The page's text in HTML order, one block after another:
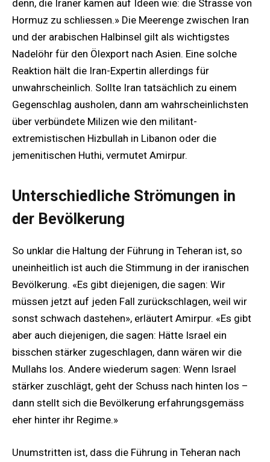
denn, die Iraner kämen auf Ideen wie: die Strasse von
Hormuz zu schliessen.» Die Meerenge zwischen Iran
und der arabischen Halbinsel gilt als wichtigstes
Nadelöhr für den Ölexport nach Asien. Eine solche
Reaktion hält die Iran-Expertin allerdings für
unwahrscheinlich. Sollte Iran tatsächlich zu einem
Gegenschlag ausholen, dann am wahrscheinlichsten
über verbündete Milizen wie den militant-
extremistischen Hizbullah in Libanon oder die
jemenitischen Huthi, vermutet Amirpur.
Unterschiedliche Strömungen in
der Bevölkerung
So unklar die Haltung der Führung in Teheran ist, so
uneinheitlich ist auch die Stimmung in der iranischen
Bevölkerung. «Es gibt diejenigen, die sagen: Wir
müssen jetzt auf jeden Fall zurückschlagen, weil wir
sonst schwach dastehen», erläutert Amirpur. «Es gibt
aber auch diejenigen, die sagen: Hätte Israel ein
bisschen stärker zugeschlagen, dann wären wir die
Mullahs los. Andere wiederum sagen: Wenn Israel
stärker zuschlägt, geht der Schuss nach hinten los –
dann stellt sich die Bevölkerung erfahrungsgemäss
eher hinter ihr Regime.»
Unumstritten ist, dass die Führung in Teheran nach